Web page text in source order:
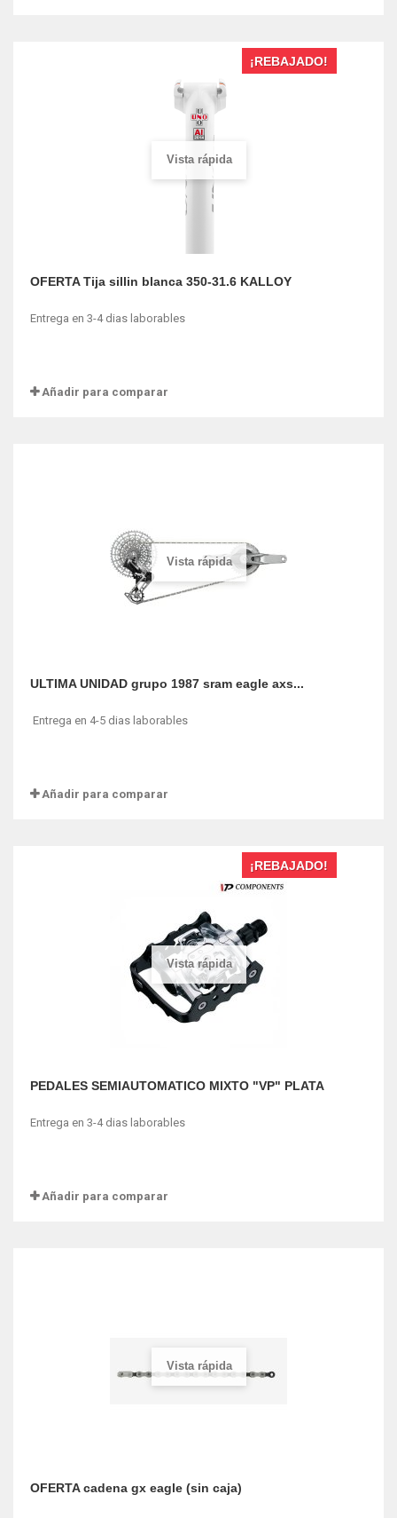
Vista rápida
¡REBAJADO!
OFERTA Tija sillin blanca 350-31.6 KALLOY
Entrega en 3-4 dias laborables
Añadir para comparar
Vista rápida
ULTIMA UNIDAD grupo 1987 sram eagle axs...
Entrega en 4-5 dias laborables
Añadir para comparar
Vista rápida
¡REBAJADO!
PEDALES SEMIAUTOMATICO MIXTO "VP" PLATA
Entrega en 3-4 dias laborables
Añadir para comparar
Vista rápida
OFERTA cadena gx eagle (sin caja)